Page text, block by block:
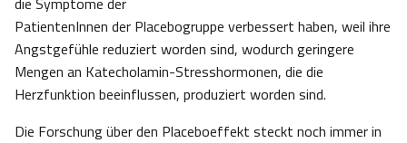
PatientenInnen der Placebogruppe verbessert haben, weil ihre
Angstgefühle reduziert worden sind, wodurch geringere
Mengen an Katecholamin-Stresshormonen, die die
Herzfunktion beeinflussen, produziert worden sind.
Die Forschung über den Placeboeffekt steckt noch immer in